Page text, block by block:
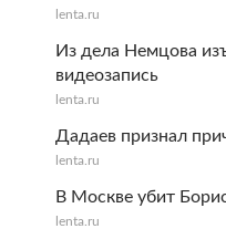
lenta.ru
Из дела Немцова
видеозапись
lenta.ru
Дадаев признал
lenta.ru
В Москве убит
lenta.ru